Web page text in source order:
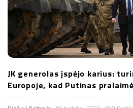
JK generolas įspėjo karius:
Europoje, kad Putinas